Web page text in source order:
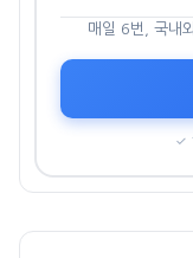
매일 6번, 국내
✓